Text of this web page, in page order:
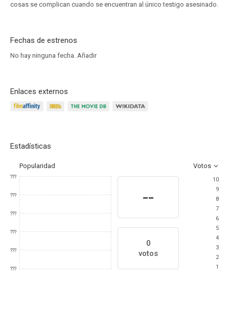
cosas se complican cuando se encuentran al único testigo asesinado.
Fechas de estrenos
No hay ninguna fecha. Añadir
Enlaces externos
Estadísticas
Popularidad Votos
???
???
???
???
???
???
--
0
votos
10
9
8
7
6
5
4
3
2
1